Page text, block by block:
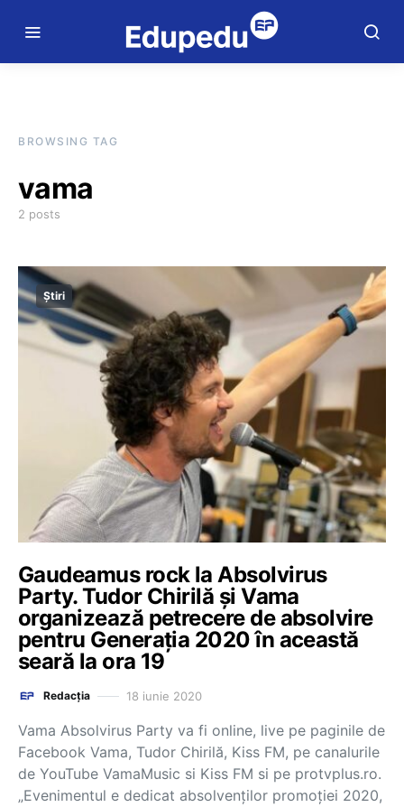
BROWSING TAG
vama
2 posts
Știri
Gaudeamus rock la Absolvirus
Party. Tudor Chirilă şi Vama
organizează petrecere de absolvire
pentru Generaţia 2020 în această
seară la ora 19
Redacția 18 iunie 2020
Vama Absolvirus Party va fi online, live pe paginile de
Facebook Vama, Tudor Chirilă, Kiss FM, pe canalurile
de YouTube VamaMusic si Kiss FM si pe protvplus.ro.
„Evenimentul e dedicat absolvenților promoției 2020,